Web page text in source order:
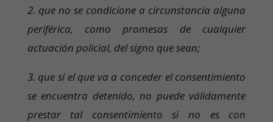
2. que no se condicione a circunstancia alguna
periférica, como promesas de cualquier
actuación policial, del signo que sean;
3. que si el que va a conceder el consentimiento
se encuentra detenido, no puede válidamente
prestar tal consentimiento si no es con